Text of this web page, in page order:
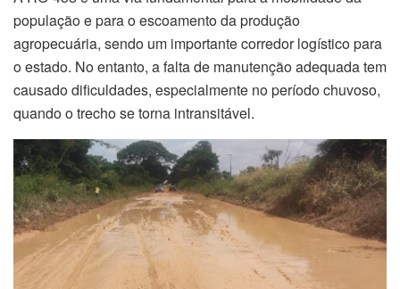
população e para o escoamento da produção
agropecuária, sendo um importante corredor logístico para
o estado. No entanto, a falta de manutenção adequada tem
causado dificuldades, especialmente no período chuvoso,
quando o trecho se torna intransitável.